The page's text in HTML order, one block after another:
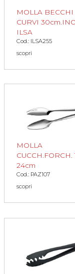
MOLLA BECCHI
CURVI
ILSA
Cod.: ILSA255
scopri
MOLLA
CUCCH.FORCH.
24cm
Cod.: PAZ107
scopri